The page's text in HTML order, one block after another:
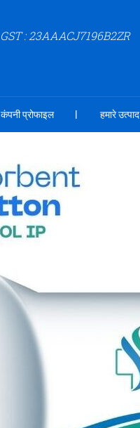
GST : 23AAACJ7196B2ZR
कंपनी प्रोफाइल हमारे उत्पाद